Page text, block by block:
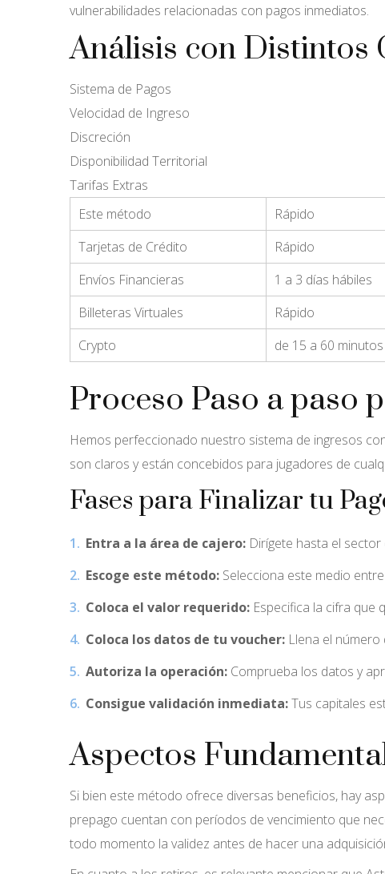
vulnerabilidades relacionadas con pagos inmediatos.
Análisis con Distintos
Sistema de Pagos
Velocidad de Ingreso
Discreción
Disponibilidad Territorial
Tarifas Extras
Este método
Rápido
Tarjetas de Crédito
Rápido
Envíos Financieras
1 a 3 días hábiles
Billeteras Virtuales
Rápido
Crypto
de 15 a 60 minutos
Proceso Paso a paso
Hemos perfeccionado nuestro sistema de ingresos
son claros y están concebidos para jugadores de
Fases para Finalizar tu
Entra a la área de cajero: Dirígete hasta el
Escoge este método: Selecciona este medio
Coloca el valor requerido: Especifica la cifra que
Coloca los datos de tu voucher: Llena el
Autoriza la operación: Comprueba los datos y
Consigue validación inmediata:Tus capitales
Aspectos
Si bien este método ofrece diversas beneficios, hay
prepago cuentan con períodos de vencimiento que
todo momento la validez antes de hacer una